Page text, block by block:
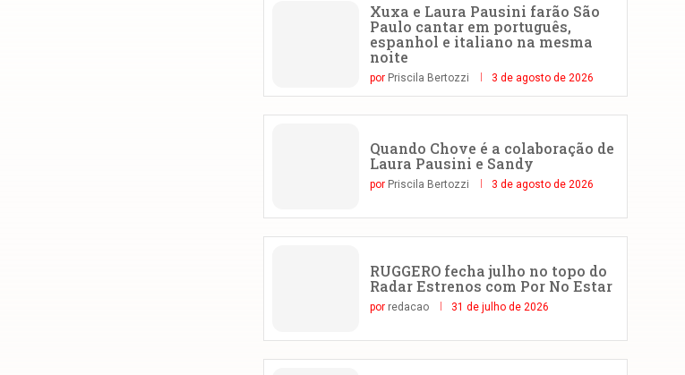
Xuxa e Laura Pausini farão São
Paulo cantar em português,
espanhol e italiano na mesma
noite
por Priscila Bertozzi 3 de agosto de 2026
Quando Chove é a colaboração de
Laura Pausini e Sandy
por Priscila Bertozzi 3 de agosto de 2026
RUGGERO fecha julho no topo do
Radar Estrenos com Por No Estar
por redacao 31 de julho de 2026